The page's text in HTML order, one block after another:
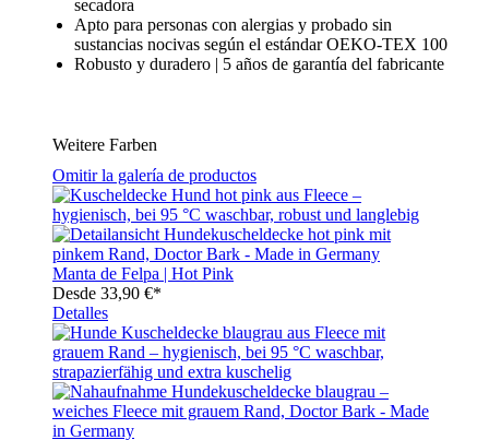
secadora
Apto para personas con alergias y probado sin
sustancias nocivas según el estándar OEKO-TEX 100
Robusto y duradero | 5 años de garantía del fabricante
Weitere Farben
Omitir la galería de productos
Manta de Felpa | Hot Pink
Desde 33,90 €*
Detalles